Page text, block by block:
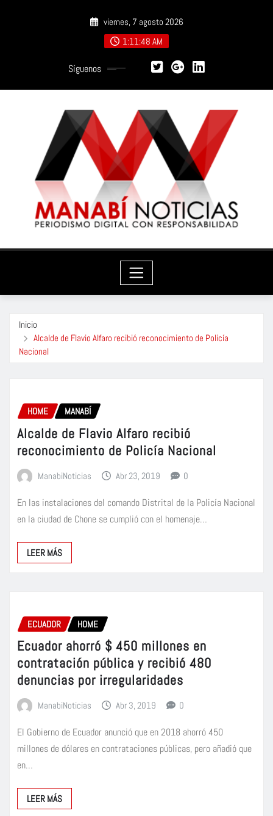
viernes, 7 agosto 2026
1:11:49 AM
Síguenos
Inicio
Alcalde de Flavio Alfaro recibió reconocimiento de Policía
Nacional
HOME MANABÍ
Alcalde de Flavio Alfaro recibió
reconocimiento de Policía Nacional
ManabiNoticias Abr 23, 2019 0
En las instalaciones del comando Distrital de la Policía Nacional
en la ciudad de Chone se cumplió con el homenaje…
LEER MÁS
ECUADOR HOME
Ecuador ahorró $ 450 millones en
contratación pública y recibió 480
denuncias por irregularidades
ManabiNoticias Abr 3, 2019 0
El Gobierno de Ecuador anunció que en 2018 ahorró 450
millones de dólares en contrataciones públicas, pero añadió que
en…
LEER MÁS